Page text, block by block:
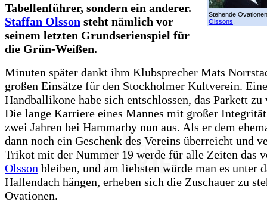
Stehende
Olssons
Tabellenführer, sondern ein anderer.
Staffan Olsson steht nämlich vor
seinem letzten Grundserienspiel für
die Grün-Weißen.
Minuten später dankt ihm Klubsprecher Mats
großen Einsätze für den Stockholmer Kultverein. Eine
Handballikone habe sich entschlossen, das Parkett zu
Die lange Karriere eines Mannes mit großer
zwei Jahren bei Hammarby nun aus. Als er dem
dann noch ein Geschenk des Vereins überreicht und
Trikot mit der Nummer 19 werde für alle Zeiten das
Olsson bleiben, und am liebsten würde man es unter
Hallendach hängen, erheben sich die Zuschauer zu
Ovationen.